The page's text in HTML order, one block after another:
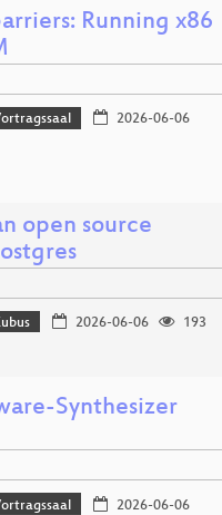
Running x86
2026-06-06
open source
2026-06-06
193
Synthesizer
2026-06-06